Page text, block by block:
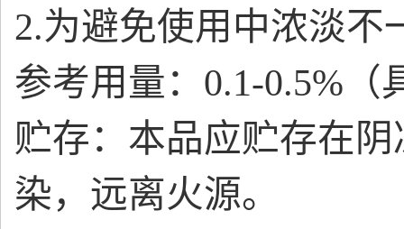
2.为避免使用中浓淡不
参考用量：0.1-0.5%
贮存：本品应贮存在
染，远离火源。